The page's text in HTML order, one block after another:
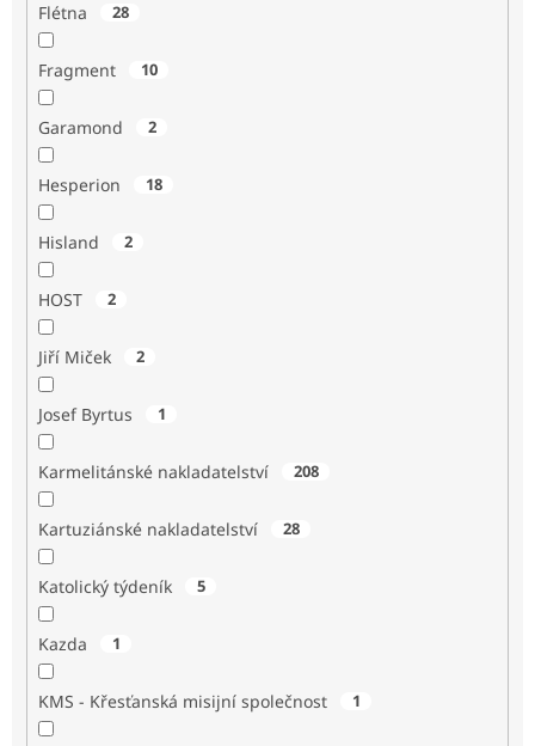
Flétna 28
Fragment 10
Garamond 2
Hesperion 18
Hisland 2
HOST 2
Jiří Miček 2
Josef Byrtus 1
Karmelitánské nakladatelství 208
Kartuziánské nakladatelství 28
Katolický týdeník 5
Kazda 1
KMS - Křesťanská misijní společnost 1